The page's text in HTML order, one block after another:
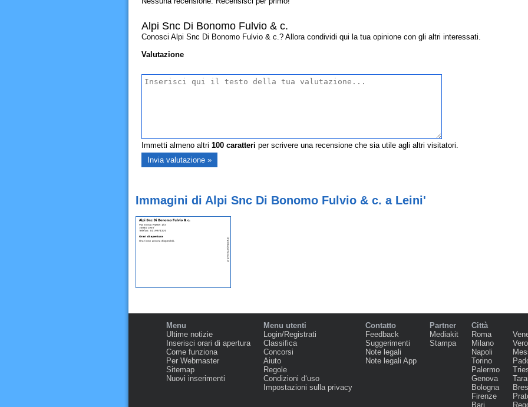
Alpi Snc Di Bonomo Fulvio & c.
Conosci Alpi Snc Di Bonomo Fulvio & c.? Allora condividi qui la tua opinione con gli altri interessati.
Valutazione
Immetti almeno altri 100caratteri per scrivere una recensione che sia utile agli altri visitatori.
Immagini di Alpi Snc Di Bonomo Fulvio & c. a Leini'
Menu
Ultime notizie
Inserisci orari di apertura
Come funziona
Per Webmaster
Sitemap
Nuovi inserimenti
Menu utenti
Login/Registrati
Classifica
Concorsi
Aiuto
Regole
Condizioni d‘uso
Impostazioni sulla privacy
Contatto
Feedback
Suggerimenti
Note legali
Note legali App
Partner
Mediakit
Stampa
Città
Roma
Milano
Napoli
Torino
Palermo
Genova
Bologna
Firenze
Bari